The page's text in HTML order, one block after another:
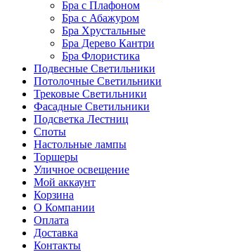
Бра с Плафоном
Бра с Абажуром
Бра Хрустальные
Бра Дерево Кантри
Бра Флористика
Подвесные Светильники
Потолочные Светильники
Трековые Светильники
Фасадные Светильники
Подсветка Лестниц
Споты
Настольные лампы
Торшеры
Уличное освещение
Мой аккаунт
Корзина
О Компании
Оплата
Доставка
Контакты